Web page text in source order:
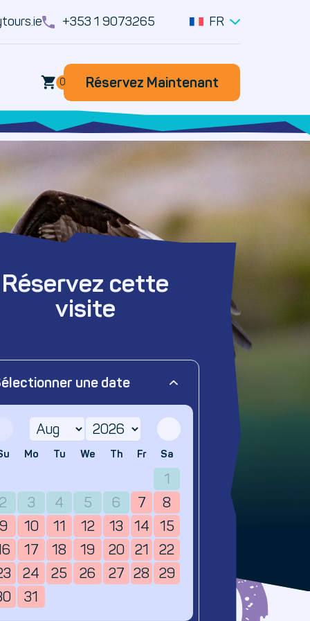
+353 1 9073265 FR
0 Réservez Maintenant
Réservez Maintenant
Réservez cette
visite
une date
Mo Tu We Th Fr Sa
1
2
3 4 5 6 7
8
9
10 11 12 13 14
15
17 18 19 20 21
22
24 25 26 27 28
29
31